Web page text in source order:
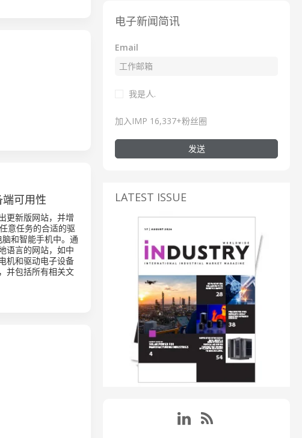
可用性
更新版网站，并增
意任务的合适的驱
和智能手机中。通
语言的网站，如中
机和驱动电子设备
并包括所有相关文
电子新闻简讯
Email
我是人.
加入IMP 16,337+粉丝圈
发送
LATEST ISSUE